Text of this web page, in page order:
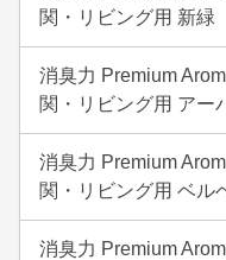
関・リビング用 新緑
消臭力 Premium
関・リビング用 アー
消臭力 Premium
関・リビング用 ベル
消臭力 Premium